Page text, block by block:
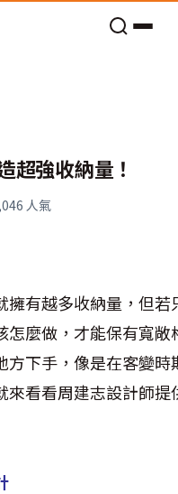
超強收納量！
人氣
有越多收納量，但
怎麼做，才能保有寬
方下手，像是在客變
來看看周建志設計師